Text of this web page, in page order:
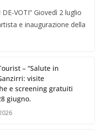
VOTI” Giovedì 2 luglio
e inaugurazione della
– “Salute in
visite
e screening gratuiti
giugno.